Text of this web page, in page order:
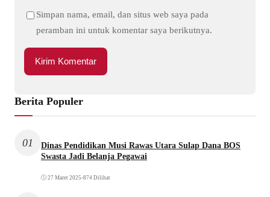
Simpan nama, email, dan situs web saya pada
peramban ini untuk komentar saya berikutnya.
Berita Populer
01
Dinas Pendidikan Musi Rawas Utara Sulap Dana BOS
Swasta Jadi Belanja Pegawai
27 Maret 2025 •874 Dilihat